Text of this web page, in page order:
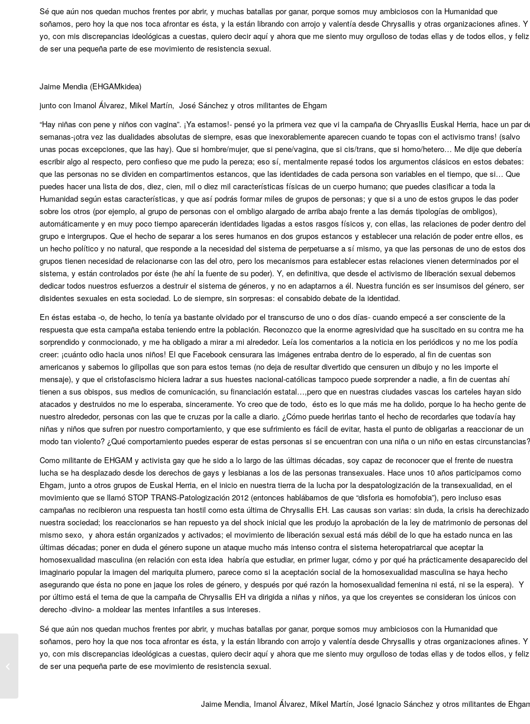
Sé que aún nos quedan muchos frentes por abrir, y muchas batallas por ganar, porque somos muy ambiciosos con la Humanidad que
soñamos, pero hoy la que nos toca afrontar es ésta, y la están librando con arrojo y valentía desde Chrysallis y otras organizaciones afines. Y
yo, con mis discrepancias ideológicas a cuestas, quiero decir aquí y ahora que me siento muy orgulloso de todas ellas y de todos ellos, y feliz
de ser una pequeña parte de ese movimiento de resistencia sexual.
Jaime Mendia (EHGAMkidea)
junto con Imanol Álvarez, Mikel Martín, José Sánchez y otros militantes de Ehgam
“Hay niñas con pene y niños con vagina”. ¡Ya estamos!- pensé yo la primera vez que vi la campaña de Chryasllis Euskal Herria, hace un par
semanas-¡otra vez las dualidades absolutas de siempre, esas que inexorablemente aparecen cuando te topas con el activismo trans! (salvo
unas pocas excepciones, que las hay). Que si hombre/mujer, que si pene/vagina, que si cis/trans, que si homo/hetero… Me dije que debería
escribir algo al respecto, pero confieso que me pudo la pereza; eso sí, mentalmente repasé todos los argumentos clásicos en estos debates:
que las personas no se dividen en compartimentos estancos, que las identidades de cada persona son variables en el tiempo, que si… Que
puedes hacer una lista de dos, diez, cien, mil o diez mil características físicas de un cuerpo humano; que puedes clasificar a toda la
Humanidad según estas características, y que así podrás formar miles de grupos de personas; y que si a uno de estos grupos le das poder
sobre los otros (por ejemplo, al grupo de personas con el ombligo alargado de arriba abajo frente a las demás tipologías de ombligos),
automáticamente y en muy poco tiempo aparecerán identidades ligadas a estos rasgos físicos y, con ellas, las relaciones de poder dentro del
grupo e intergrupos. Que el hecho de separar a los seres humanos en dos grupos estancos y establecer una relación de poder entre ellos, es
un hecho político y no natural, que responde a la necesidad del sistema de perpetuarse a sí mismo, ya que las personas de uno de estos dos
grupos tienen necesidad de relacionarse con las del otro, pero los mecanismos para establecer estas relaciones vienen determinados por el
sistema, y están controlados por éste (he ahí la fuente de su poder). Y, en definitiva, que desde el activismo de liberación sexual debemos
dedicar todos nuestros esfuerzos a destruir el sistema de géneros, y no en adaptarnos a él. Nuestra función es ser insumisos del género, ser
disidentes sexuales en esta sociedad. Lo de siempre, sin sorpresas: el consabido debate de la identidad.
En éstas estaba -o, de hecho, lo tenía ya bastante olvidado por el transcurso de uno o dos días- cuando empecé a ser consciente de la
respuesta que esta campaña estaba teniendo entre la población. Reconozco que la enorme agresividad que ha suscitado en su contra me ha
sorprendido y conmocionado, y me ha obligado a mirar a mi alrededor. Leía los comentarios a la noticia en los periódicos y no me los podía
creer: ¡cuánto odio hacia unos niños! El que Facebook censurara las imágenes entraba dentro de lo esperado, al fin de cuentas son
americanos y sabemos lo gilipollas que son para estos temas (no deja de resultar divertido que censuren un dibujo y no les importe el
mensaje), y que el cristofascismo hiciera ladrar a sus huestes nacional-católicas tampoco puede sorprender a nadie, a fin de cuentas ahí
tienen a sus obispos, sus medios de comunicación, su financiación estatal…,pero que en nuestras ciudades vascas los carteles hayan sido
atacados y destruidos no me lo esperaba, sinceramente. Yo creo que de todo, ésto es lo que más me ha dolido, porque lo ha hecho gente de
nuestro alrededor, personas con las que te cruzas por la calle a diario. ¿Cómo puede herirlas tanto el hecho de recordarles que todavía hay
niñas y niños que sufren por nuestro comportamiento, y que ese sufrimiento es fácil de evitar, hasta el punto de obligarlas a reaccionar de un
modo tan violento? ¿Qué comportamiento puedes esperar de estas personas si se encuentran con una niña o un niño en estas circunstancias?
Como militante de EHGAM y activista gay que he sido a lo largo de las últimas décadas, soy capaz de reconocer que el frente de nuestra
lucha se ha desplazado desde los derechos de gays y lesbianas a los de las personas transexuales. Hace unos 10 años participamos como
Ehgam, junto a otros grupos de Euskal Herria, en el inicio en nuestra tierra de la lucha por la despatologización de la transexualidad, en el
movimiento que se llamó STOP TRANS-Patologización 2012 (entonces hablábamos de que “disforia es homofobia”), pero incluso esas
campañas no recibieron una respuesta tan hostil como esta última de Chrysallis EH. Las causas son varias: sin duda, la crisis ha derechizado
nuestra sociedad; los reaccionarios se han repuesto ya del shock inicial que les produjo la aprobación de la ley de matrimonio de personas del
mismo sexo, y ahora están organizados y activados; el movimiento de liberación sexual está más débil de lo que ha estado nunca en las
últimas décadas; poner en duda el género supone un ataque mucho más intenso contra el sistema heteropatriarcal que aceptar la
homosexualidad masculina (en relación con esta idea habría que estudiar, en primer lugar, cómo y por qué ha prácticamente desaparecido del
imaginario popular la imagen del mariquita plumero, parece como si la aceptación social de la homosexualidad masculina se haya hecho
asegurando que ésta no pone en jaque los roles de género, y después por qué razón la homosexualidad femenina ni está, ni se la espera). Y
por último está el tema de que la campaña de Chrysallis EH va dirigida a niñas y niños, ya que los creyentes se consideran los únicos con
derecho -divino- a moldear las mentes infantiles a sus intereses.
Sé que aún nos quedan muchos frentes por abrir, y muchas batallas por ganar, porque somos muy ambiciosos con la Humanidad que
soñamos, pero hoy la que nos toca afrontar es ésta, y la están librando con arrojo y valentía desde Chrysallis y otras organizaciones afines. Y
yo, con mis discrepancias ideológicas a cuestas, quiero decir aquí y ahora que me siento muy orgulloso de todas ellas y de todos ellos, y feliz
de ser una pequeña parte de ese movimiento de resistencia sexual.
Jaime Mendia, Imanol Álvarez, Mikel Martín, José Ignacio Sánchez y otros militantes de
Acusan a ‘The Assignment’ de
transfobia por plasmar la